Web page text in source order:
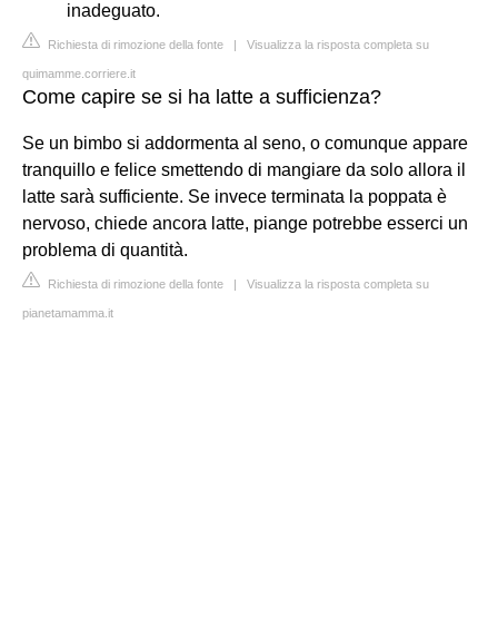
inadeguato.
Richiesta di rimozione della fonte | Visualizza la risposta completa su
quimamme.corriere.it
Come capire se si ha latte a sufficienza?
Se un bimbo si addormenta al seno, o comunque appare
tranquillo e felice smettendo di mangiare da solo allora il
latte sarà sufficiente. Se invece terminata la poppata è
nervoso, chiede ancora latte, piange potrebbe esserci un
problema di quantità.
Richiesta di rimozione della fonte | Visualizza la risposta completa su
pianetamamma.it